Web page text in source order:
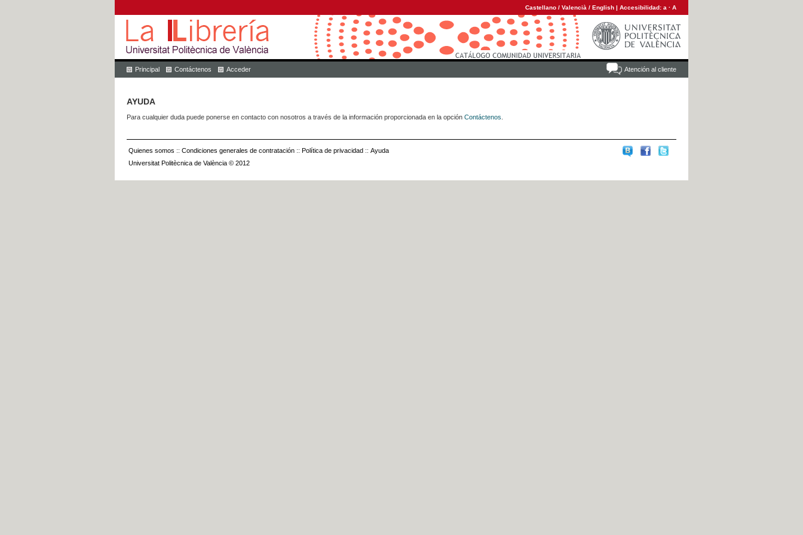
Castellano / Valencià / English | Accesibilidad: a · A
Atención al cliente
Principal Contáctenos Acceder
AYUDA
Para cualquier duda puede ponerse en contacto con nosotros a través de la información proporcionada en la opción Contáctenos
Quienes somos :: Condiciones generales de contratación :: Política de privacidad :: Ayuda
Universitat Politècnica de València © 2012